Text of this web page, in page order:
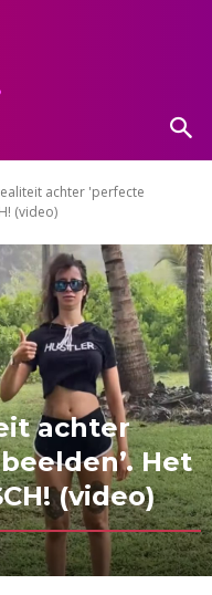
achter 'perfecte
(video)
achter
Het
(video)